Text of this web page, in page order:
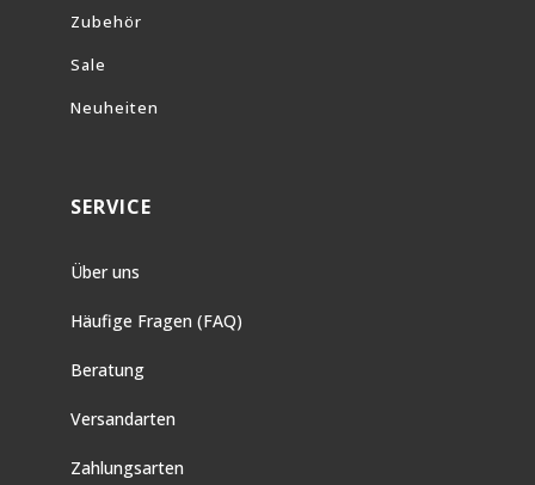
Zubehör
Sale
Neuheiten
SERVICE
Über uns
Häufige Fragen (FAQ)
Beratung
Versandarten
Zahlungsarten